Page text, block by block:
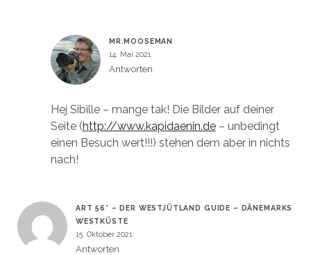
MR.MOOSEMAN
14. Mai 2021
Antworten
Hej Sibille – mange tak! Die Bilder auf deiner
Seite (http://www.kapidaenin.de– unbedingt
einen Besuch wert!!!) stehen dem aber in nichts
nach!
ART 56° – DER WESTJÜTLAND GUIDE – DÄNEMARKS
WESTKÜSTE
15. Oktober 2021
Antworten